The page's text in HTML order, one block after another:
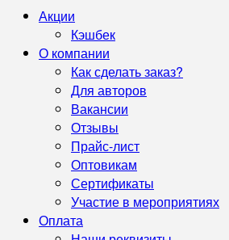
Акции
Кэшбек
О компании
Как сделать заказ?
Для авторов
Вакансии
Отзывы
Прайс-лист
Оптовикам
Сертификаты
Участие в мероприятиях
Оплата